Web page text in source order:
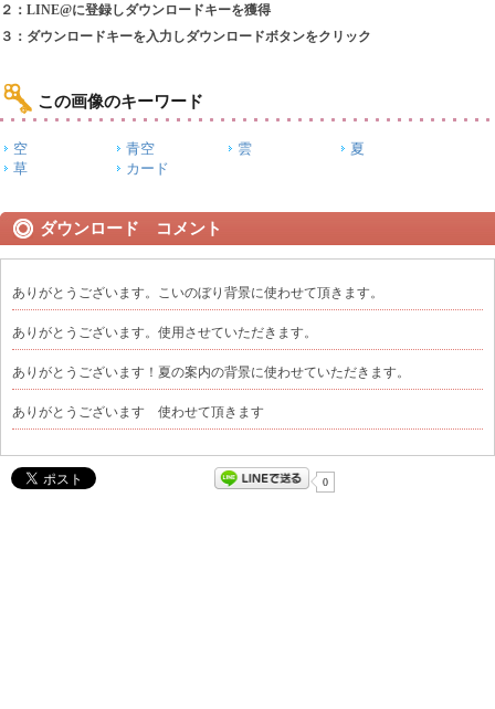
２：LINE@に登録しダウンロードキーを獲得
３：ダウンロードキーを入力しダウンロードボタンをクリック
この画像のキーワード
空 青空 雲
夏
草
カード
ダウンロード コメント
ありがとうございます。こいのぼり背景に使わせて頂きます。
ありがとうございます。使用させていただきます。
ありがとうございます！夏の案内の背景に使わせていただきます。
ありがとうございます 使わせて頂きます
0